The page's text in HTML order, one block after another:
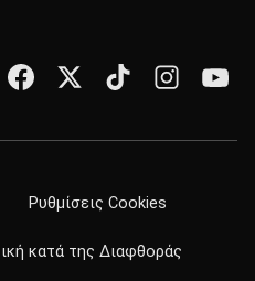
Ρυθμίσεις Cookies
κατά της Διαφθοράς